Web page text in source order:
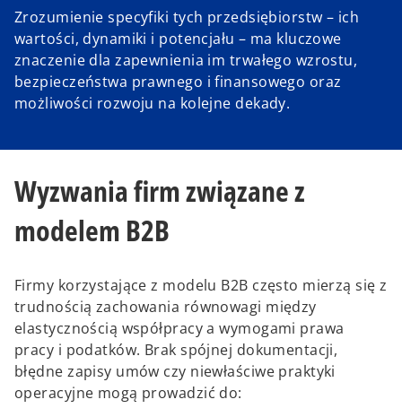
Zrozumienie specyfiki tych przedsiębiorstw – ich
wartości, dynamiki i potencjału – ma kluczowe
znaczenie dla zapewnienia im trwałego wzrostu,
bezpieczeństwa prawnego i finansowego oraz
możliwości rozwoju na kolejne dekady.
Wyzwania firm związane z
modelem B2B
Firmy korzystające z modelu B2B często mierzą się z
trudnością zachowania równowagi między
elastycznością współpracy a wymogami prawa
pracy i podatków. Brak spójnej dokumentacji,
błędne zapisy umów czy niewłaściwe praktyki
operacyjne mogą prowadzić do: